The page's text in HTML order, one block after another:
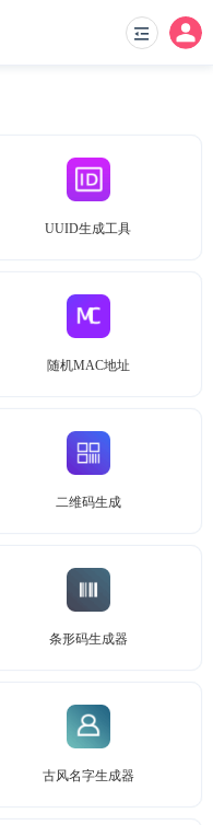
UUID生成工具
随机MAC地址
二维码生成
条形码生成器
古风名字生成器